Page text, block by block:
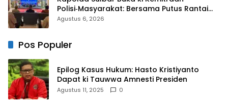
Polisi‑Masyarakat: Bersama Putus Rantai
Penularan TBC
Agustus 6, 2026
Pos Populer
Epilog Kasus Hukum: Hasto Kristiyanto
Dapat ki Tauwwa Amnesti Presiden
Agustus 11, 2025 0